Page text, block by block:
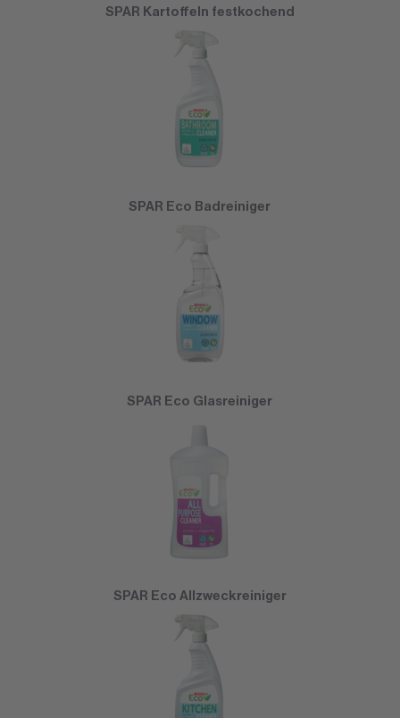
SPAR Kartoffeln festkochend
SPAR Eco Badreiniger
SPAR Eco Glasreiniger
SPAR Eco Allzweckreiniger